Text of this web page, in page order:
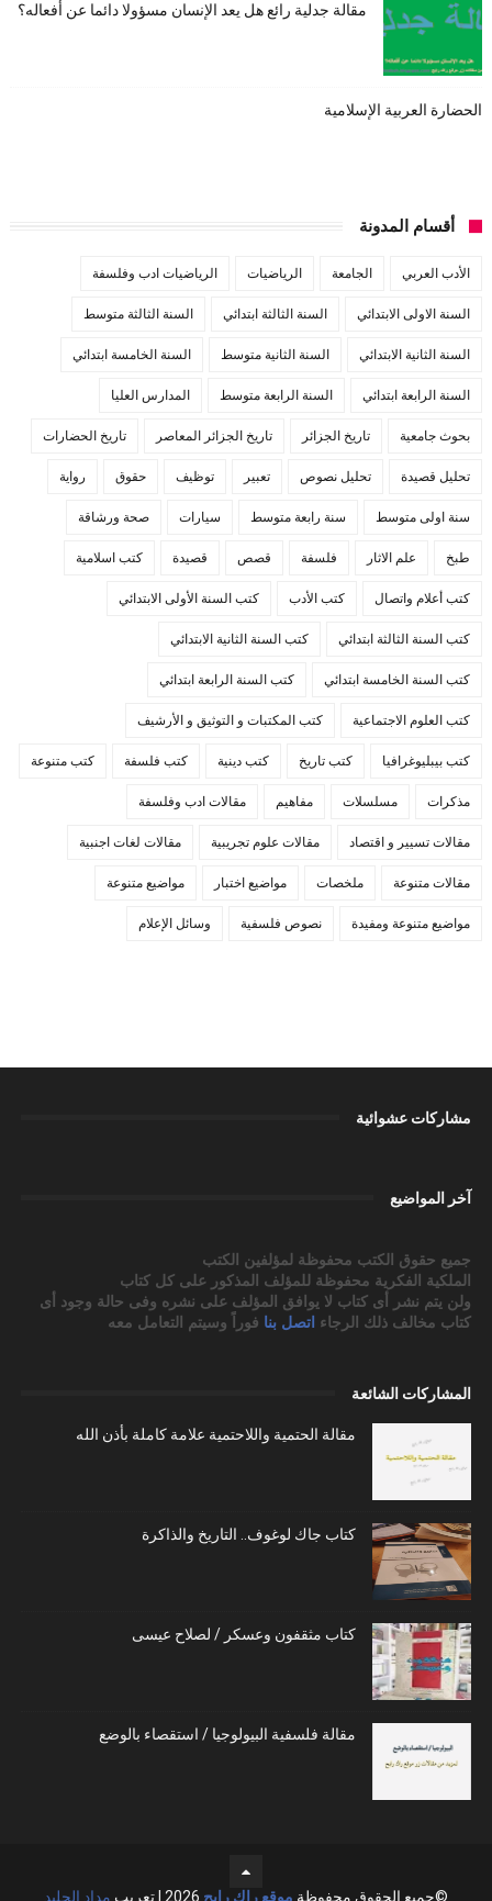
مقالة جدلية رائع هل يعد الإنسان مسؤولا دائما عن أفعاله؟
الحضارة العربية الإسلامية
أقسام المدونة
الأدب العربي الجامعة الرياضيات الرياضيات ادب وفلسفة
السنة الاولى الابتدائي السنة الثالثة ابتدائي السنة الثالثة متوسط
السنة الثانية الابتدائي السنة الثانية متوسط السنة الخامسة ابتدائي
السنة الرابعة ابتدائي السنة الرابعة متوسط المدارس العليا
بحوث جامعية تاريخ الجزائر تاريخ الجزائر المعاصر تاريخ الحضارات
تحليل قصيدة تحليل نصوص تعبير توظيف حقوق رواية
سنة اولى متوسط سنة رابعة متوسط سيارات صحة ورشاقة
طبخ علم الاثار فلسفة قصص قصيدة كتب اسلامية
كتب أعلام واتصال كتب الأدب كتب السنة الأولى الابتدائي
كتب السنة الثالثة ابتدائي كتب السنة الثانية الابتدائي
كتب السنة الخامسة ابتدائي كتب السنة الرابعة ابتدائي
كتب العلوم الاجتماعية كتب المكتبات و التوثيق و الأرشيف
كتب بيبليوغرافيا كتب تاريخ كتب دينية كتب فلسفة كتب متنوعة
مذكرات مسلسلات مفاهيم مقالات ادب وفلسفة
مقالات تسيير و اقتصاد مقالات علوم تجريبية مقالات لغات اجنبية
مقالات متنوعة ملخصات مواضيع اختبار مواضيع متنوعة
مواضيع متنوعة ومفيدة نصوص فلسفية وسائل الإعلام
مشاركات عشوائية
آخر المواضيع
جميع حقوق الكتب محفوظة لمؤلفين الكتب
الملكية الفكرية محفوظة للمؤلف المذكور على كل كتاب
ولن يتم نشر أى كتاب لا يوافق المؤلف على نشره وفى حالة وجود أى
كتاب مخالف ذلك الرجاء اتصل بنا فوراً وسيتم التعامل معه
المشاركات الشائعة
مقالة الحتمية واللاحتمية علامة كاملة بأذن الله
كتاب جاك لوغوف.. التاريخ والذاكرة
كتاب مثقفون وعسكر / لصلاح عيسى
مقالة فلسفية البيولوجيا / استقصاء بالوضع
©جميع الحقوق محفوظة موقع راك رابح 2026 | تعريب مداد الجليد